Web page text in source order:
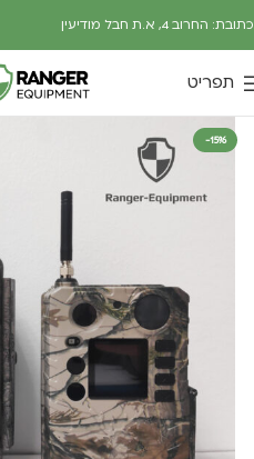
כתובת: החרוב 4, א.ת חבל מודיעין
תפריט
-15%